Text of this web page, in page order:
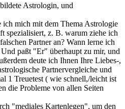
Astrologin, und
ich mich mit dem Thema Astrologie
spezialisiert, z. B. warum ziehe ich
Partner an? Wann lerne ich
paßt "Er" überhaupt zu mir, und
deute ich Ihnen Ihre Liebes-,
Partnervergleiche und
1 Treuetest ( wie schnell,/leicht ist
die Probleme von allen Seiten
"mediales Kartenlegen", um den